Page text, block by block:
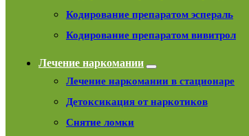
Кодирование препаратом эспераль
Кодирование препаратом вивитрол
Лечение наркомании
Лечение наркомании в стационаре
Детоксикация от наркотиков
Снятие ломки